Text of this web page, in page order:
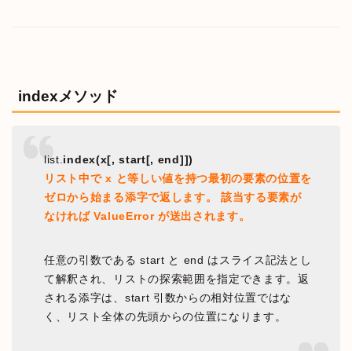
indexメソッド
list.index(x[, start[, end]])
リスト中で x と等しい値を持つ最初の要素の位置を
ゼロから始まる添字で返します。 該当する要素が
なければ ValueError が送出されます。
任意の引数である start と end はスライス記法とし
て解釈され、リストの探索範囲を指定できます。返
される添字は、start 引数からの相対位置ではな
く、リスト全体の先頭からの位置になります。